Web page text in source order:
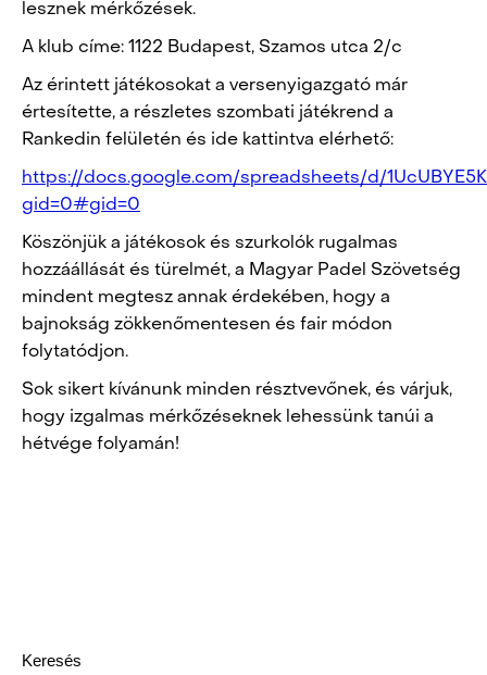
lesznek mérkőzések.
A klub címe: 1122 Budapest, Szamos utca 2/c
Az érintett játékosokat a versenyigazgató már
értesítette, a részletes szombati játékrend a
Rankedin felületén és ide kattintva elérhető:
https://docs.google.com/spreadsheets/d/
gid=0#gid=0
Köszönjük a játékosok és szurkolók rugalmas
hozzáállását és türelmét, a Magyar Padel Szövetség
mindent megtesz annak érdekében, hogy a
bajnokság zökkenőmentesen és fair módon
folytatódjon.
Sok sikert kívánunk minden résztvevőnek, és várjuk,
hogy izgalmas mérkőzéseknek lehessünk tanúi a
hétvége folyamán!
Keresés